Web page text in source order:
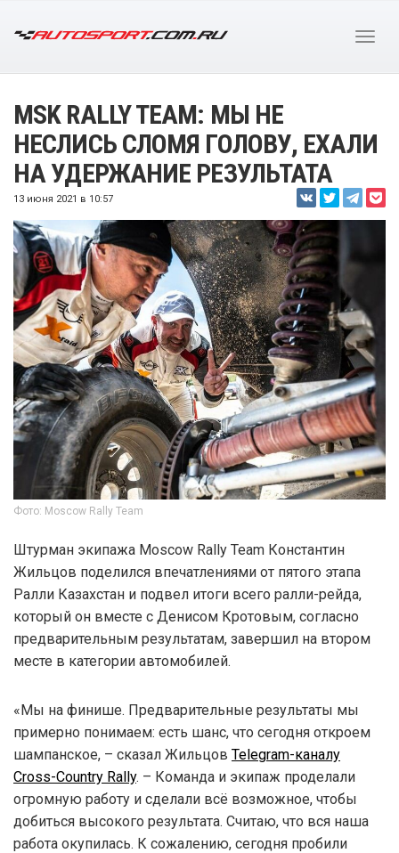
MSK RALLY TEAM: МЫ НЕ
НЕСЛИСЬ СЛОМЯ ГОЛОВУ, ЕХАЛИ
НА УДЕРЖАНИЕ РЕЗУЛЬТАТА
13 июня 2021 в 10:57
Фото: Moscow Rally Team
Штурман экипажа Moscow Rally Team Константин
Жильцов поделился впечатлениями от пятого этапа
Ралли Казахстан и подвел итоги всего ралли-рейда,
который он вместе с Денисом Кротовым, согласно
предварительным результатам, завершил на втором
месте в категории автомобилей.
«Мы на финише. Предварительные результаты мы
примерно понимаем: есть шанс, что сегодня откроем
шампанское, – сказал Жильцов Telegram-каналу
Cross-Country Rally. – Команда и экипаж проделали
огромную работу и сделали всё возможное, чтобы
добиться высокого результата. Считаю, что вся наша
работа окупилась. К сожалению, сегодня пробили